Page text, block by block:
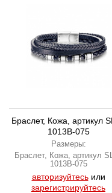
Браслет, Кожа, артикул
1013B-075
Размеры:
Браслет, Кожа, артикул
1013B-075
авторизуйтесьили
зарегистрируйтесь